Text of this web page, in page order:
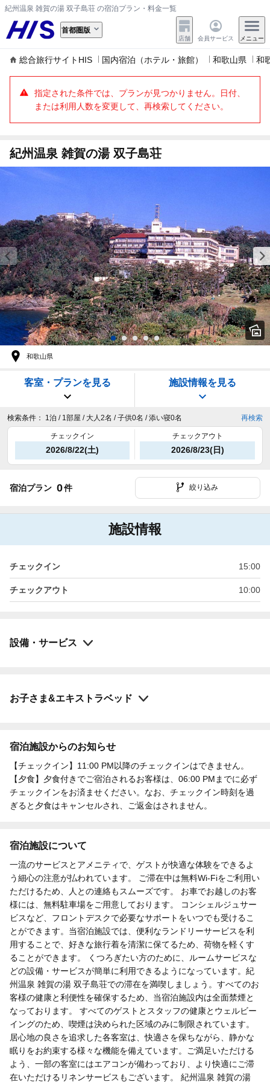
紀州温泉 雑賀の湯 双子島荘 の宿泊プラン・料金一覧
首都圏版
店舗 会員サービス メニュー
総合旅行サイトHIS 国内宿泊（ホテル・旅館） 和歌山県 和
指定された条件では、プランが見つかりません。日付、
または利用人数を変更して、再検索してください。
紀州温泉 雑賀の湯 双子島荘
和歌山県
客室・プランを見る 施設情報を見る
検索条件： 1泊 / 1部屋 / 大人2名 / 子供0名 / 添い寝0名 再検索
チェックイン
2026/8/22(土)
チェックアウト
2026/8/23(日)
宿泊プラン 0件 絞り込み
施設情報
チェックイン 15:00
チェックアウト 10:00
設備・サービス
お子さま&エキストラベッド
宿泊施設からのお知らせ
【チェックイン】11:00 PM以降のチェックインはできません。
【夕食】夕食付きでご宿泊されるお客様は、06:00 PMまでに必ず
チェックインをお済ませください。なお、チェックイン時刻を過
ぎると夕食はキャンセルされ、ご返金はされません。
宿泊施設について
一流のサービスとアメニティで、ゲストが快適な体験をできるよ
う細心の注意が払われています。 ご滞在中は無料Wi-Fiをご利用い
ただけるため、人との連絡もスムーズです。 お車でお越しのお客
様には、無料駐車場をご用意しております。 コンシェルジュサー
ビスなど、フロントデスクで必要なサポートをいつでも受けるこ
とができます。当宿泊施設では、便利なランドリーサービスを利
用することで、好きな旅行着を清潔に保てるため、荷物を軽くす
ることができます。 くつろぎたい方のために、ルームサービスな
どの設備・サービスが簡単に利用できるようになっています。紀
州温泉 雑賀の湯 双子島荘での滞在を満喫しましょう。すべてのお
客様の健康と利便性を確保するため、当宿泊施設内は全面禁煙と
なっております。 すべてのゲストとスタッフの健康とウェルビー
イングのため、喫煙は決められた区域のみに制限されています。
居心地の良さを追求した各客室は、快適さを保ちながら、静かな
眠りをお約束する様々な機能を備えています。ご満足いただける
よう、一部の客室にはエアコンが備わっており、より快適にご滞
在いただけるリネンサービスもございます。 紀州温泉 雑賀の湯